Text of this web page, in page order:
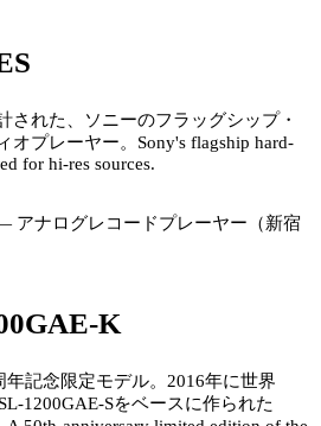
された、ソニーのフラッグシップ・
オプレーヤー。 Sony's flagship hard-
for hi-res sources.
K
年記念限定モデル。2016年に世界
1200GAE-Sをベースに作られた